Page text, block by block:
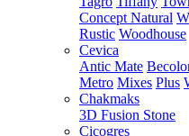
Concept Natural
Rustic Woodhouse
Cevica
Antic Mate
Metro Mixes Plus
Chakmaks
3D Fusion Stone
Cicogres